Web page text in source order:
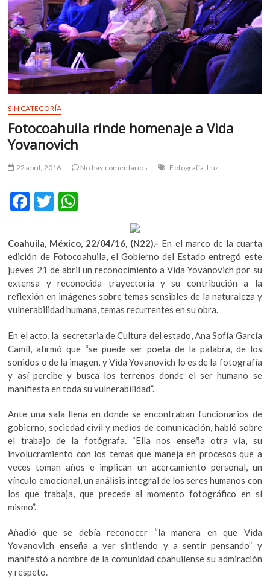
m
v
o
SIN CATEGORÍA
Fotocoahuila rinde homenaje a Vida
Yovanovich
22 abril, 2016 No hay comentarios Fotografía Luz
F
e
b
o
o
k
T
itt
er
at
s
A
p
p
Coahuila, México, 22/04/16, (N22).- En el marco de la cuarta
edición de Fotocoahuila, el Gobierno del Estado entregó este
jueves 21 de abril un reconocimiento a Vida Yovanovich por su
extensa y reconocida trayectoria y su contribución a la
reflexión en imágenes sobre temas sensibles de la naturaleza y
vulnerabilidad humana, temas recurrentes en su obra.
En el acto, la secretaria de Cultura del estado, Ana Sofía García
Camíl, afirmó que “se puede ser poeta de la palabra, de los
sonidos o de la imagen, y Vida Yovanovich lo es de la fotografía
y así percibe y busca los terrenos donde el ser humano se
manifiesta en toda su vulnerabilidad”.
Ante una sala llena en donde se encontraban funcionarios de
gobierno, sociedad civil y medios de comunicación, habló sobre
el trabajo de la fotógrafa. “Ella nos enseña otra vía, su
involucramiento con los temas que maneja en procesos que a
veces toman años e implican un acercamiento personal, un
vínculo emocional, un análisis integral de los seres humanos con
los que trabaja, que precede al momento fotográfico en sí
mismo”.
Añadió que se debía reconocer “la manera en que Vida
Yovanovich enseña a ver sintiendo y a sentir pensando” y
manifestó a nombre de la comunidad coahuilense su admiración
y respeto.